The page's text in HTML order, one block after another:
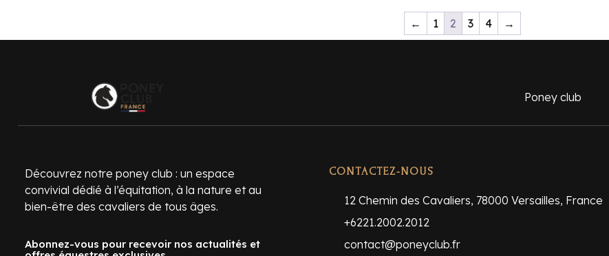
← 1 2 3 4 →
Poney club
Découvrez notre poney club : un espace
convivial dédié à l’équitation, à la nature et au
bien-être des cavaliers de tous âges.
Abonnez-vous pour recevoir nos actualités et
CONTACTEZ-NOUS
12 Chemin des Cavaliers, 78000 Versailles, France
+6221.2002.2012
contact@poneyclub.fr